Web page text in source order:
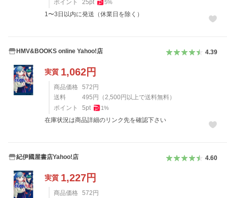
ポイント 25pt 5%
1〜3日以内に発送（休業日を除く）
HMV&BOOKS online Yahoo!店 4.39
実質 1,062円
商品価格 572 円
送料
495 円 （2,500 円以上で送料無料）
ポイント
5pt 1%
在庫状況は商品詳細のリンク先を確認下さい
紀伊國屋書店Yahoo!店 4.60
実質 1,227円
商品価格 572 円